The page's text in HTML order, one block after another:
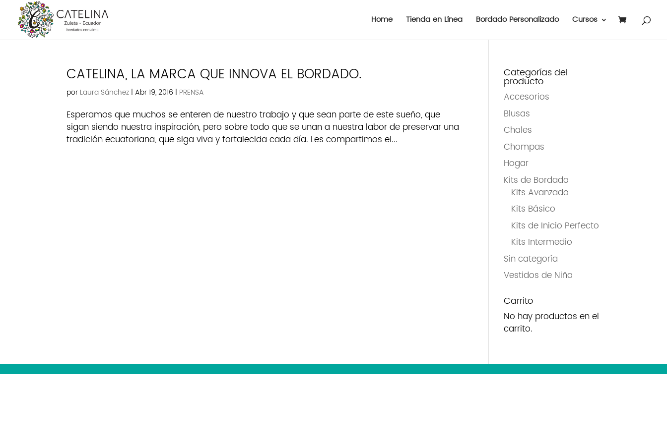
Home Tienda en Línea Bordado Personalizado Cursos
CATELINA, LA MARCA QUE INNOVA EL BORDADO.
por Laura Sánchez |Abr 19, 2016 | PRENSA
Esperamos que muchos se enteren de nuestro trabajo y que sean parte de este sueño, que
sigan siendo nuestra inspiración, pero sobre todo que se unan a nuestra labor de preservar una
tradición ecuatoriana, que siga viva y fortalecida cada día. Les compartimos el...
Categorías del
producto
Accesorios
Blusas
Chales
Chompas
Hogar
Kits de Bordado
Kits Avanzado
Kits Básico
Kits de Inicio Perfecto
Kits Intermedio
Sin categoría
Vestidos de Niña
Carrito
No hay productos en el
carrito.